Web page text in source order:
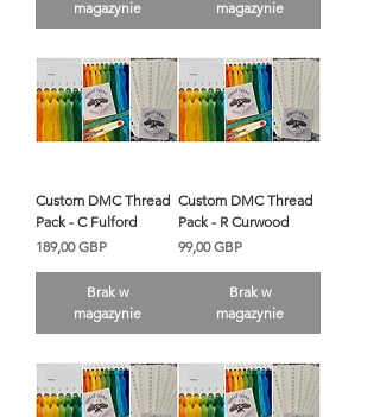
magazynie
magazynie
Custom DMC Thread
Pack - C Fulford
Cena
189,00 GBP
Brak w
magazynie
Custom DMC Thread
Pack - R Curwood
Cena
99,00 GBP
Brak w
magazynie